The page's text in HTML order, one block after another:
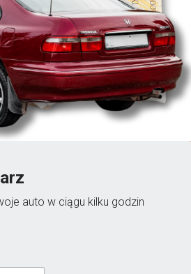
auto w ciągu kilku godzin